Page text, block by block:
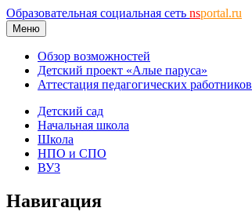
Образовательная социальная сеть nsportal.ru
Меню
Обзор возможностей
Детский проект «Алые паруса»
Аттестация педагогических работников
Детский сад
Начальная школа
Школа
НПО и СПО
ВУЗ
Навигация